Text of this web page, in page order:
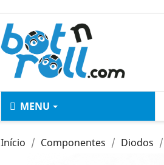
MENU
Início Componentes Diodos